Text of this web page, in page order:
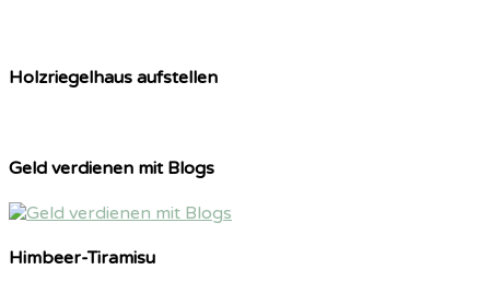
Holzriegelhaus aufstellen
Geld verdienen mit Blogs
Himbeer-Tiramisu